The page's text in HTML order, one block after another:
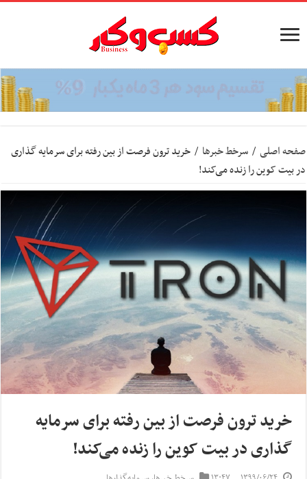
صفحه اصلی / سرخط خبرها / خرید ترون فرصت از بین رفته برای سرمایه گذاری
در بیت کوین را زنده می‌کند!
خرید ترون فرصت از بین رفته برای سرمایه
گذاری در بیت کوین را زنده می‌کند!